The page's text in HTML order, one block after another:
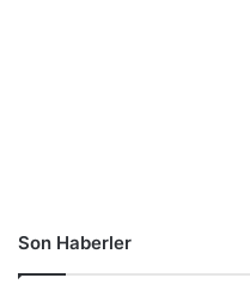
Son Haberler